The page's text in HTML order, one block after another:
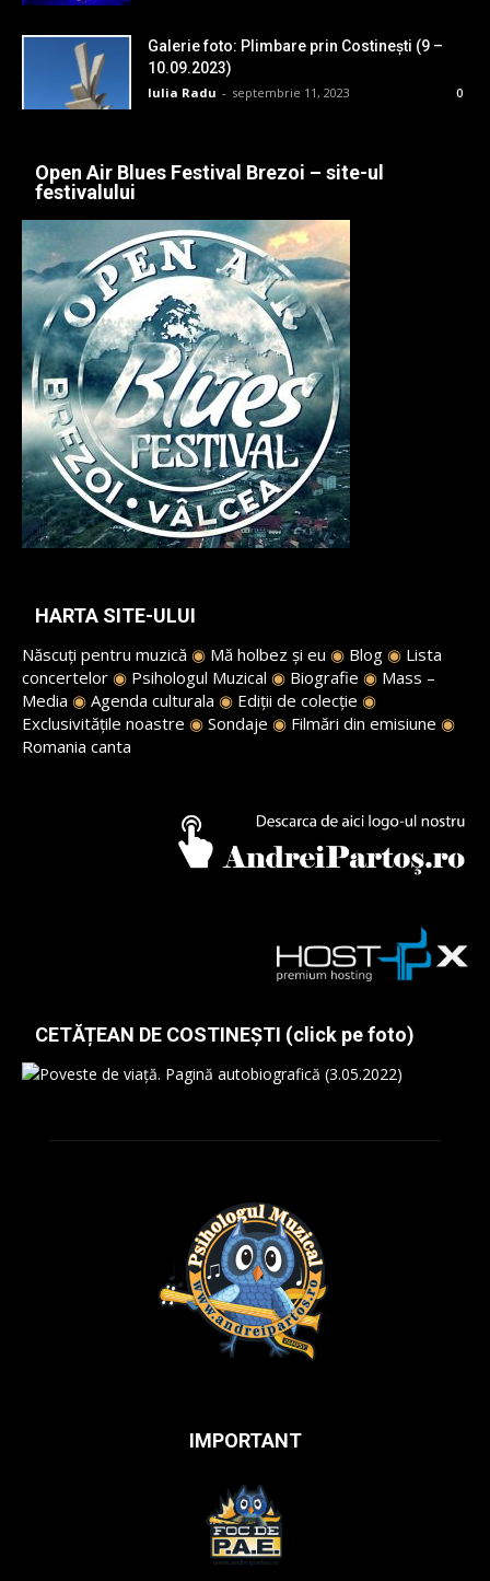
Galerie foto: Plimbare prin Costinești (9 –
10.09.2023)
Iulia Radu - septembrie 11, 2023 0
Open Air Blues Festival Brezoi – site-ul
festivalului
HARTA SITE-ULUI
Născuți pentru muzică ◉ Mă holbez și eu ◉ Blog ◉ Lista
concertelor ◉ Psihologul Muzical ◉ Biografie ◉ Mass –
Media ◉ Agenda culturala ◉ Ediții de colecție ◉
Exclusivitățile noastre ◉ Sondaje ◉ Filmări din emisiune ◉
Romania canta
CETĂȚEAN DE COSTINEȘTI (click pe foto)
IMPORTANT